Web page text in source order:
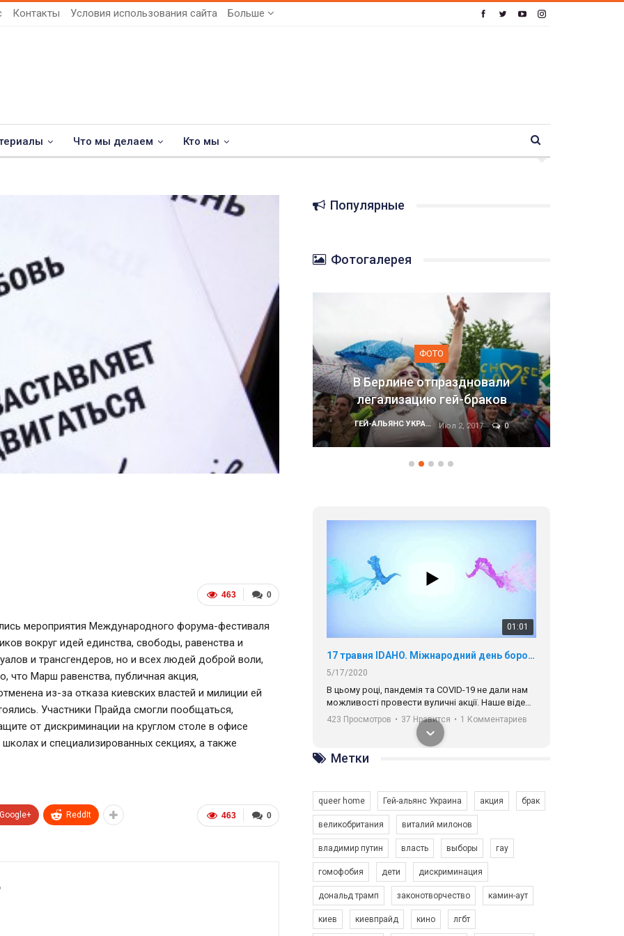
Контакты Условия использования сайта Больше
Что мы делаем Кто мы
0
463
мероприятия Международного форума-фестиваля
вокруг идей единства, свободы, равенства и
и трансгендеров, но и всех людей доброй воли,
что Марш равенства, публичная акция,
из-за отказа киевских властей и милиции ей
Участники Прайда смогли пообщаться,
от дискриминации на круглом столе в офисе
и специализированных секциях, а также
0
463
Google+ ReddIt
Популярные
Фотогалерея
0
В Берлине отпраздновали
легализацию гей-браков
Июл 2, 2017
ФОТО
Марш равенства в Киеве, 2017
ГЕЙ-АЛЬЯНС УКРАИНА Июн 20, 2017 0
01:01
17 травня IDAHO. Міжнародний день боротьби з гомофобією трансфобією і біфобія.
5/17/2020
В цьому році, пандемія та COVІD-19 не дали нам
можливості провести вуличні акції. Наше відео-
звернення про те, що навіть коли ми у різних
містах та не можемо зустрінеться, ми разом. Ми
закликаємо всіх хто поділяє цінності рівності та
солідарності, приєднатися до нас. Регіональні
підрозділи ГАУ є в 16 областях України.
423 Просмотров • 37 Нравится • 1 Комментариев
Зупинимо насильство проти ЛГБТ в Україні! Stop violence against LGBT in Ukraine!
Емоційний та вражаючий промо-ролік на
Метки
queer home Гей-альянс Украина акция брак
великобритания виталий милонов
владимир путин власть выборы гау
гомофобия дети дискриминация
дональд трамп законотворчество камин-аут
киев киевпрайд кино лгбт